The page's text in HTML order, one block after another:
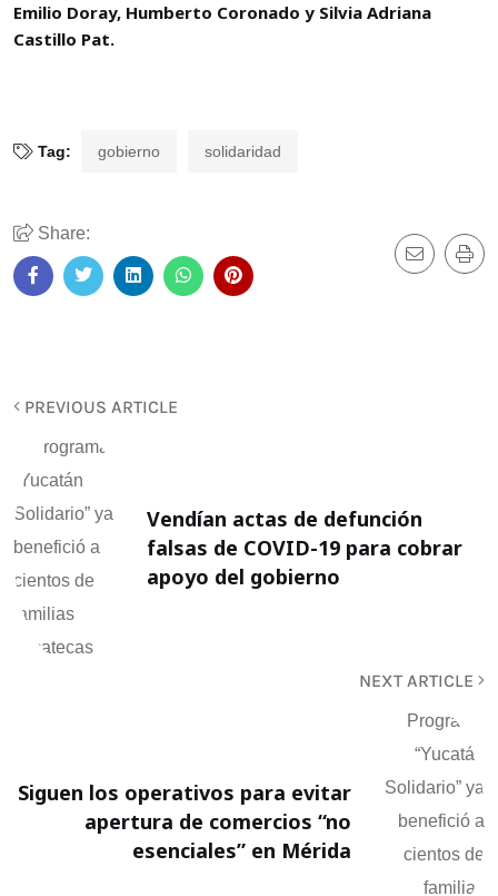
Emilio Doray, Humberto Coronado y Silvia Adriana
Castillo Pat.
Tag: gobierno solidaridad
Share:
PREVIOUS ARTICLE
Vendían actas de defunción
falsas de COVID-19 para cobrar
apoyo del gobierno
NEXT ARTICLE
Siguen los operativos para evitar
apertura de comercios “no
esenciales” en Mérida